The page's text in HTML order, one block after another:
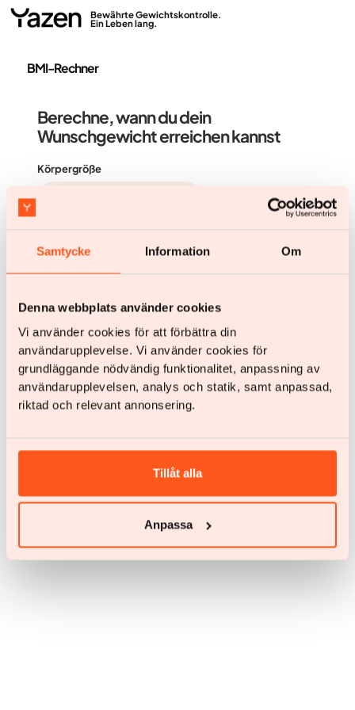
Samtycke Information Om
Denna webbplats använder cookies
Vi använder cookies för att förbättra din
användarupplevelse. Vi använder cookies för
grundläggande nödvändig funktionalitet, anpassning av
användarupplevelsen, analys och statik, samt anpassad,
riktad och relevant annonsering.
Tillåt alla
Anpassa
Bewährte Gewichtskontrolle.
Ein Leben lang.
BMI-Rechner
Berechne, wann du dein
Wunschgewicht erreichen kannst
Körpergröße
Gewicht
Berechnen
Berechnen